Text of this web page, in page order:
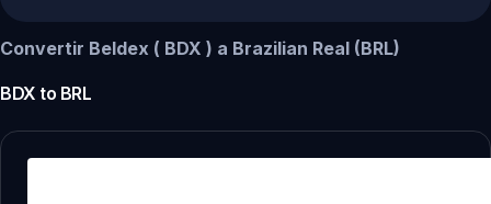
Convertir Beldex ( BDX ) a Brazilian Real (BRL)
BDX to BRL